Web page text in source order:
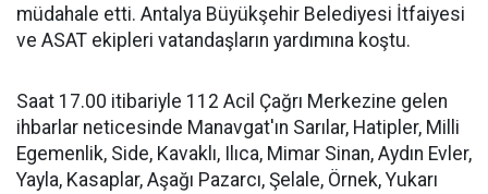
müdahale etti. Antalya Büyükşehir Belediyesi İtfaiyesi
ve ASAT ekipleri vatandaşların yardımına koştu.
Saat 17.00 itibariyle 112 Acil Çağrı Merkezine gelen
ihbarlar neticesinde Manavgat'ın Sarılar, Hatipler, Milli
Egemenlik, Side, Kavaklı, Ilıca, Mimar Sinan, Aydın Evler,
Yayla, Kasaplar, Aşağı Pazarcı, Şelale, Örnek, Yukarı